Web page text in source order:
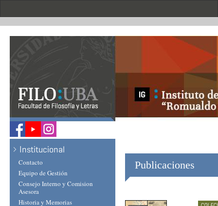
Institucional
Contacto
Equipo de Gestión
Consejo Interno y Comision
Asesora
Historia y Memorias
Publicaciones